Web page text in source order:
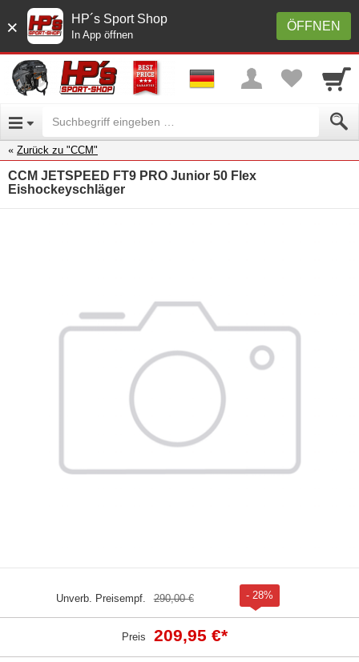
× ÖFFNEN
HP´s Sport Shop
In App öffnen
Zurück zu "CCM"
CCM JETSPEED FT9 PRO Junior 50 Flex
Eishockeyschläger
Unverb. Preisempf. 290,00 € - 28%
Preis 209,95 €*